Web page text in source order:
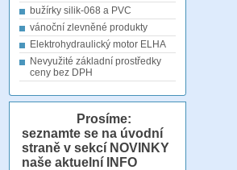
bužírky silik-068 a PVC
vánoční zlevněné produkty
Elektrohydraulický motor ELHA
Nevyužité základní prostředky
ceny bez DPH
Prosíme:
seznamte se na úvodní
straně v sekcí NOVINKY
naše aktuelní INFO